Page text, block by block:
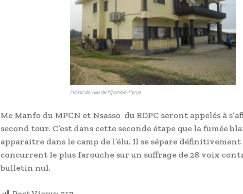
Hôtel de ville de Njombe-Penja
Me Manfo du MPCN et Nsasso du RDPC seront appelés à
second tour. C’est dans cette seconde étape que la fumée
apparaitre dans le camp de l’élu. Il se sépare définitivement
concurrent le plus farouche sur un suffrage de 28 voix
bulletin nul.